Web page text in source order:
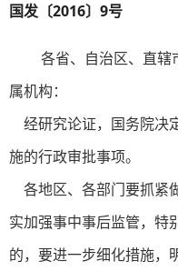
国发〔2016〕9号
各省、自治区、直辖
属机构：
经研究论证，国务院决
施的行政审批事项。
各地区、各部门要抓紧
实加强事中事后监管，特
的，要进一步细化措施，